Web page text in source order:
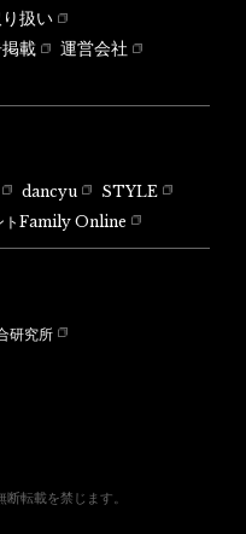
扱い
載
運営会社
dancyu
STYLE
トFamily Online
研究所
転載を禁じます。